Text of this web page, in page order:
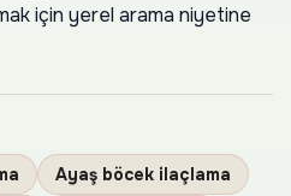
için yerel arama niyetine
Ayaş böcek ilaçlama